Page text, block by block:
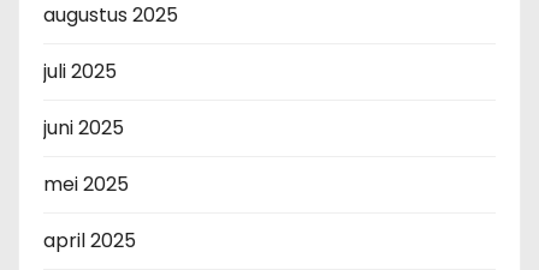
augustus 2025
juli 2025
juni 2025
mei 2025
april 2025